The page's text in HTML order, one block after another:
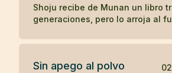
Shoju recibe de Munan un libro
generaciones, pero lo arroja al
de un símbolo.
Sin apego al polvo